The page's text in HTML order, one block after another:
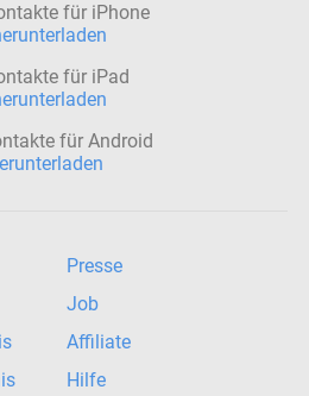
für iPhone
für iPad
für Android
Presse
Job
Affiliate
Hilfe